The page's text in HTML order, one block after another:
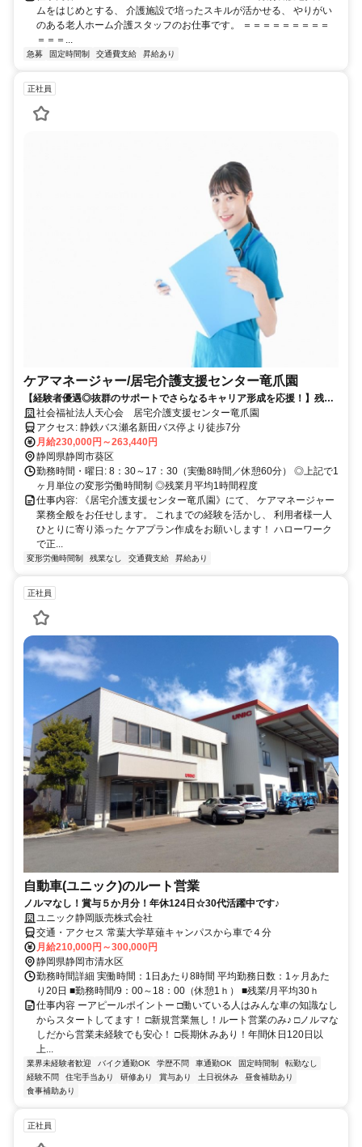
ムをはじめとする、 介護施設で培ったスキルが活かせる、 やりがい
のある老人ホーム介護スタッフのお仕事です。 ＝＝＝＝＝＝＝＝＝
＝＝＝...
急募 固定時間制 交通費支給 昇給あり
正社員
ケアマネージャー/居宅介護支援センター竜爪園
【経験者優遇◎抜群のサポートでさらなるキャリア形成を応援！】残業
月平均1h程度／土日祝休み／連休取得可能／賞与年2回
社会福祉法人天心会 居宅介護支援センター竜爪園
アクセス: 静鉄バス瀬名新田バス停より徒歩7分
月給230,000円～263,440円
静岡県静岡市葵区
勤務時間・曜日: 8：30～17：30（実働8時間／休憩60分） ◎上記で1
ヶ月単位の変形労働時間制 ◎残業月平均1時間程度
仕事内容: 《居宅介護支援センター竜爪園》にて、 ケアマネージャー
業務全般をお任せします。 これまでの経験を活かし、 利用者様一人
ひとりに寄り添った ケアプラン作成をお願いします！ ハローワーク
で正...
変形労働時間制 残業なし 交通費支給 昇給あり
正社員
自動車(ユニック)のルート営業
ノルマなし！賞与５か月分！年休124日☆30代活躍中です♪
ユニック静岡販売株式会社
交通・アクセス 常葉大学草薙キャンパスから車で４分
月給210,000円～300,000円
静岡県静岡市清水区
勤務時間詳細 実働時間：1日あたり8時間 平均勤務日数：1ヶ月あた
り20日 ■勤務時間/9：00～18：00（休憩1ｈ） ■残業/月平均30ｈ
仕事内容 ーアピールポイントー □働いている人はみんな車の知識なし
からスタートしてます！ □新規営業無し！ルート営業のみ♪ □ノルマな
しだから営業未経験でも安心！ □長期休みあり！年間休日120日以
上...
業界未経験者歓迎 バイク通勤OK 学歴不問 車通勤OK 固定時間制
転勤なし
経験不問
住宅手当あり 研修あり 賞与あり 土日祝休み
昼食補助あり
食事補助あり
正社員